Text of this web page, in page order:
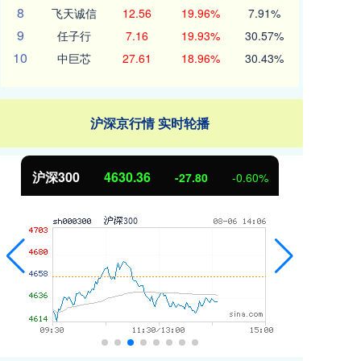
8 飞天诚信 12.56 19.96% 7.91%
9 任子行 7.16 19.93% 30.57%
10 中巨芯 27.61 18.96% 30.43%
沪深京行情 实时轮播
北证50 1113.52 -5.94 -0.53%